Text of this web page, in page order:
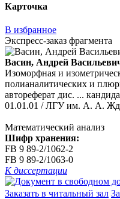
Карточка
В избранное
Экспресс-заказ фрагмента
Васин, Андрей
Изоморфная и
полианалитических и
автореферат дис. ...
01.01.01 / ЛГУ им. А. А.
Математический анализ
Шифр хранения:
FB 9 89-2/1062-2
FB 9 89-2/1063-0
К диссертации
Заказать в читальный зал